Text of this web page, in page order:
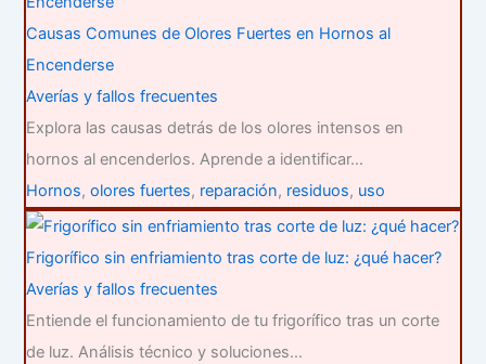
Causas Comunes de Olores Fuertes en Hornos al
Encenderse
Averías y fallos frecuentes
Explora las causas detrás de los olores intensos en
hornos al encenderlos. Aprende a identificar…
Hornos,olores fuertes, reparación, residuos, uso
Frigorífico sin enfriamiento tras corte de luz: ¿qué hacer?
Averías y fallos frecuentes
Entiende el funcionamiento de tu frigorífico tras un corte
de luz. Análisis técnico y soluciones…